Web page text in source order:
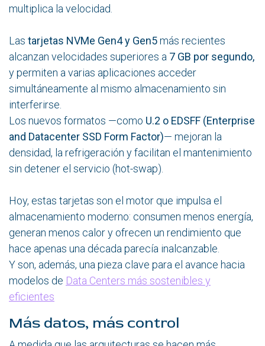
multiplica la velocidad.
Las tarjetas NVMe Gen4 y Gen5más recientes
alcanzan velocidades superiores a 7 GB por segundo,
y permiten a varias aplicaciones acceder
simultáneamente al mismo almacenamiento sin
interferirse.
Los nuevos formatos —como U.2 o EDSFF (Enterprise
and Datacenter SSD Form Factor)— mejoran la
densidad, la refrigeración y facilitan el mantenimiento
sin detener el servicio (hot-swap).
Hoy, estas tarjetas son el motor que impulsa el
almacenamiento moderno: consumen menos energía,
generan menos calor y ofrecen un rendimiento que
hace apenas una década parecía inalcanzable.
Y son, además, una pieza clave para el avance hacia
modelos de Data Centers más sostenibles y
eficientes
Más datos, más control